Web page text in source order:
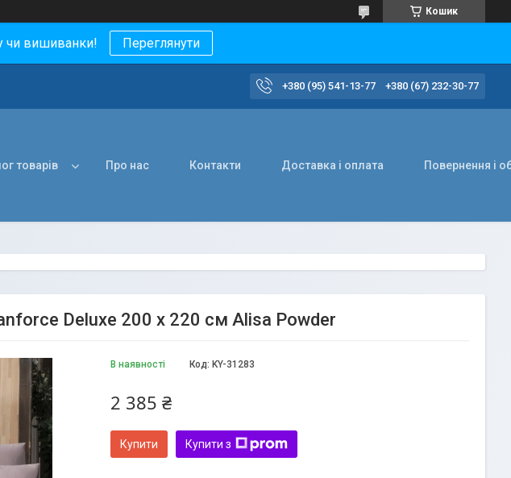
Кошик
чи вишиванки! Переглянути
+380 (95) 541-13-77 +380 (67) 232-30-77
товарів Про нас Контакти Доставка і оплата Повернення і
Deluxe 200 х 220 см Alisa Powder
В наявності Код: KY-31283
2 385 ₴
Купити Купити з